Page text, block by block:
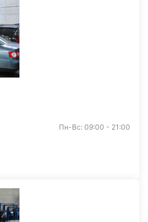
Пн-Вс: 09:00 - 21:00